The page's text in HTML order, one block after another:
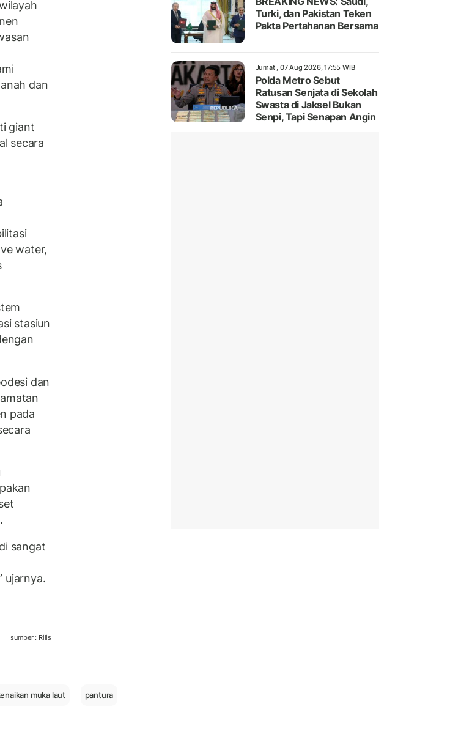
dan
giant
secara
water,
stasiun
dan
pada
sangat
ujarnya.
sumber : Rilis
muka laut pantura
Turki, dan Pakistan Teken
Pakta Pertahanan Bersama
Jumat , 07 Aug 2026, 17:55 WIB
Polda Metro Sebut
Ratusan Senjata di Sekolah
Swasta di Jaksel Bukan
Senpi, Tapi Senapan Angin